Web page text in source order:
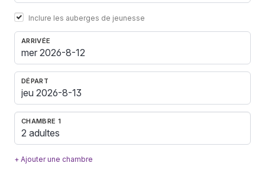
Inclure les auberges de jeunesse
ARRIVÉE
DÉPART
CHAMBRE 1
2 adultes
+ Ajouter une chambre